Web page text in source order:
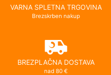
VARNA SPLETNA TRGOVINA
Brezskrben nakup
BREZPLAČNA DOSTAVA
nad 80 €